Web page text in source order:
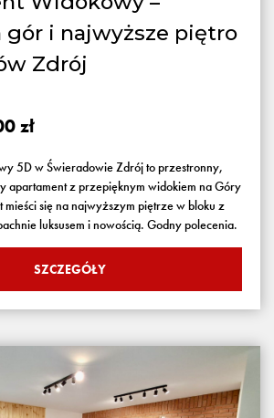
gór i najwyższe piętro
Zdrój
zł
5D w Świeradowie Zdrój to przestronny,
apartament z przepięknym widokiem na Góry
mieści się na najwyższym piętrze w bloku z
luksusem i nowością. Godny polecenia.
SZCZEGÓŁY